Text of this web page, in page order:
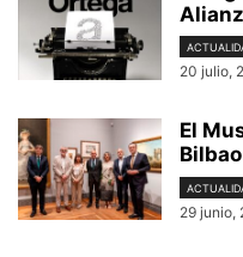
20 julio,
El
29 junio,